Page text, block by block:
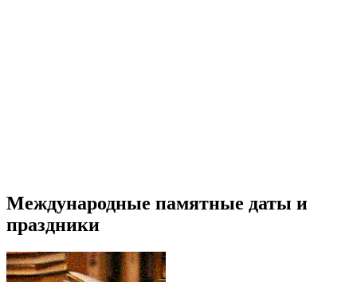
Международные памятные даты и
праздники